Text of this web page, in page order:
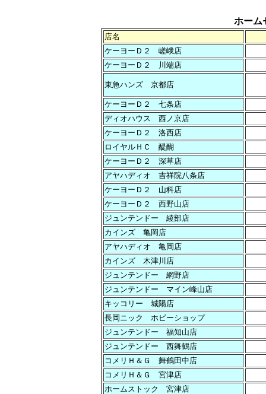
ホーム
店名
ケーヨーＤ２ 嵯峨店
ケーヨーＤ２ 川端店
東急ハンズ 京都店
ケーヨーＤ２ 七条店
ディオハウス 西ノ京店
ケーヨーＤ２ 洛西店
ロイヤルＨＣ 醍醐
ケーヨーＤ２ 深草店
アヤハディオ 吉祥院八条店
ケーヨーＤ２ 山科店
ケーヨーＤ２ 西野山店
ジュンテンドー 綾部店
カインズ 亀岡店
アヤハディオ 亀岡店
カインズ 木津川店
ジュンテンドー 網野店
ジュンテンドー マイン峰山店
キッコリー 城陽店
長岡ニック ホビーショップ
ジュンテンドー 福知山店
ジュンテンドー 西舞鶴店
コメリＨ＆Ｇ 舞鶴田中店
コメリＨ＆Ｇ 宮津店
ホームストック 宮津店